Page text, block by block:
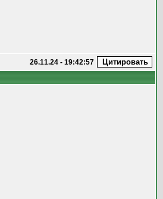
26.11.24 - 19:42:57